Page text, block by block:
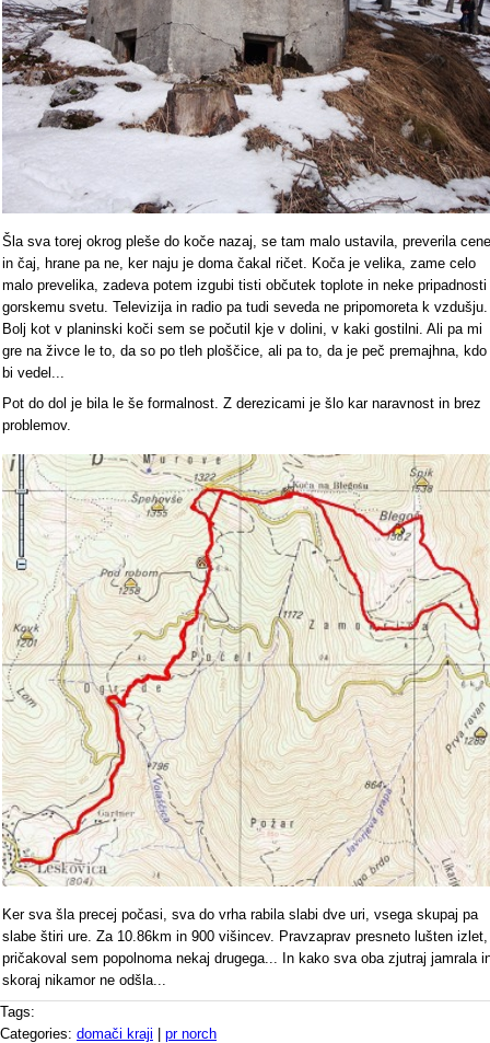
Šla sva torej okrog pleše do koče nazaj, se tam malo ustavila, preverila cene
in čaj, hrane pa ne, ker naju je doma čakal ričet. Koča je velika, zame celo
malo prevelika, zadeva potem izgubi tisti občutek toplote in neke pripadnosti
gorskemu svetu. Televizija in radio pa tudi seveda ne pripomoreta k vzdušju.
Bolj kot v planinski koči sem se počutil kje v dolini, v kaki gostilni. Ali pa mi
gre na živce le to, da so po tleh ploščice, ali pa to, da je peč premajhna, kdo
bi vedel...
Pot do dol je bila le še formalnost. Z derezicami je šlo kar naravnost in brez
problemov.
Ker sva šla precej počasi, sva do vrha rabila slabi dve uri, vsega skupaj pa
slabe štiri ure. Za 10.86km in 900 višincev. Pravzaprav presneto lušten izlet,
pričakoval sem popolnoma nekaj drugega... In kako sva oba zjutraj jamrala
skoraj nikamor ne odšla...
Tags:
Categories: domači kraji | pr norch